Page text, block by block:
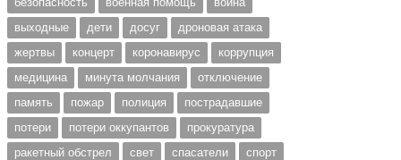
выходные
дети досуг
дроновая атака
жертвы
концерт коронавирус
коррупция
медицина
минута молчания
отключение
память
пожар полиция
пострадавшие
потери
потери оккупантов
прокуратура
ракетный обстрел
свет спасатели
спорт